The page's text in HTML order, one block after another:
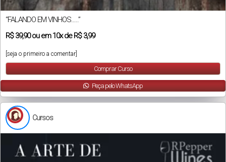
“FALANDO EM VINHOS…..”
R$39,90ou em10xdeR$ 3,99
[seja o primeiro a comentar]
Comprar Curso
Peça pelo WhatsApp
Cursos